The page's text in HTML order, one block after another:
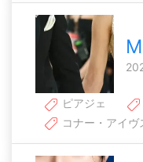
ピアジェ
コナー・アイヴ